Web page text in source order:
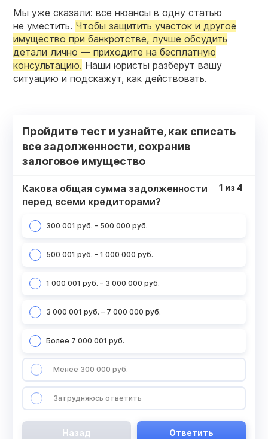
Мы уже сказали: все нюансы в одну статью
не уместить. Чтобы защитить участок и другое
имущество при банкротстве, лучше обсудить
детали лично — приходите на бесплатную
консультацию. Наши юристы разберут вашу
ситуацию и подскажут, как действовать.
Пройдите тест и узнайте, как списать
все задолженности, сохранив
залоговое имущество
Какова общая сумма задолженности
перед всеми кредиторами?
300 001 руб. – 500 000 руб.
500 001 руб. – 1 000 000 руб.
1 000 001 руб. – 3 000 000 руб.
3 000 001 руб. – 7 000 000 руб.
Более 7 000 001 руб.
Менее 300 000 руб.
Затрудняюсь ответить
1 из 4
Назад Ответить